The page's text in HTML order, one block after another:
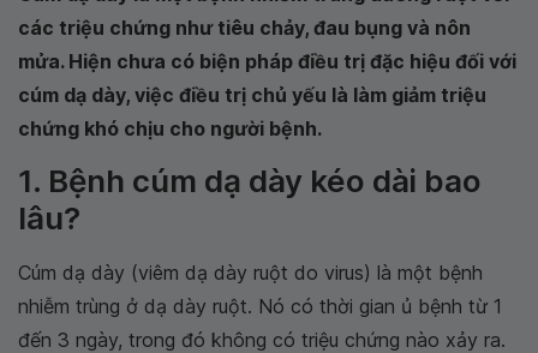
các triệu chứng như tiêu chảy, đau bụng và nôn
mửa. Hiện chưa có biện pháp điều trị đặc hiệu đối với
cúm dạ dày, việc điều trị chủ yếu là làm giảm triệu
chứng khó chịu cho người bệnh.
1. Bệnh cúm dạ dày kéo dài bao
lâu?
Cúm dạ dày (viêm dạ dày ruột do virus) là một bệnh
nhiễm trùng ở dạ dày ruột. Nó có thời gian ủ bệnh từ 1
đến 3 ngày, trong đó không có triệu chứng nào xảy ra.